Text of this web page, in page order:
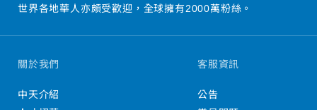
世界各地華人亦頗受歡迎，全球擁有2000萬粉絲。
關於我們
中天介紹
客服資訊
公告